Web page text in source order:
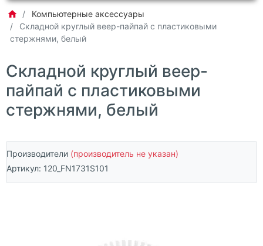
Компьютерные аксессуары
Складной круглый веер-пайпай с пластиковыми
стержнями, белый
Складной круглый веер-
пайпай с пластиковыми
стержнями, белый
Производители (производитель не указан)
Артикул: 120_FN1731S101